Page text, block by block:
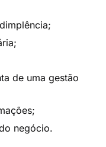
de uma gestão
negócio.